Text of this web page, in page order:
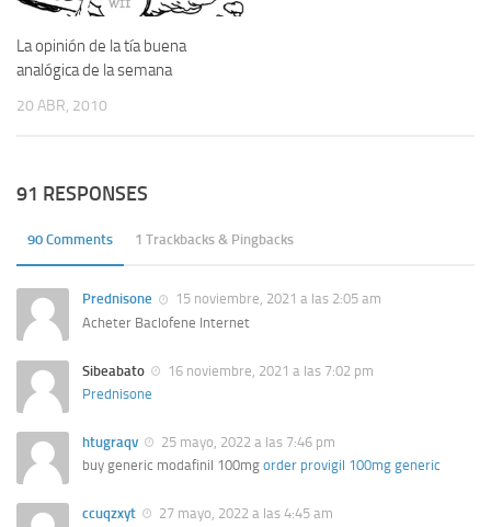
La opinión de la tía buena
analógica de la semana
20 ABR, 2010
91 RESPONSES
90 Comments 1 Trackbacks & Pingbacks
Prednisone
15 noviembre, 2021 a las 2:05 am
Acheter Baclofene Internet
Sibeabato
16 noviembre, 2021 a las 7:02 pm
Prednisone
htugraqv
25 mayo, 2022 a las 7:46 pm
buy generic modafinil 100mg order provigil 100mg generic
ccuqzxyt
27 mayo, 2022 a las 4:45 am